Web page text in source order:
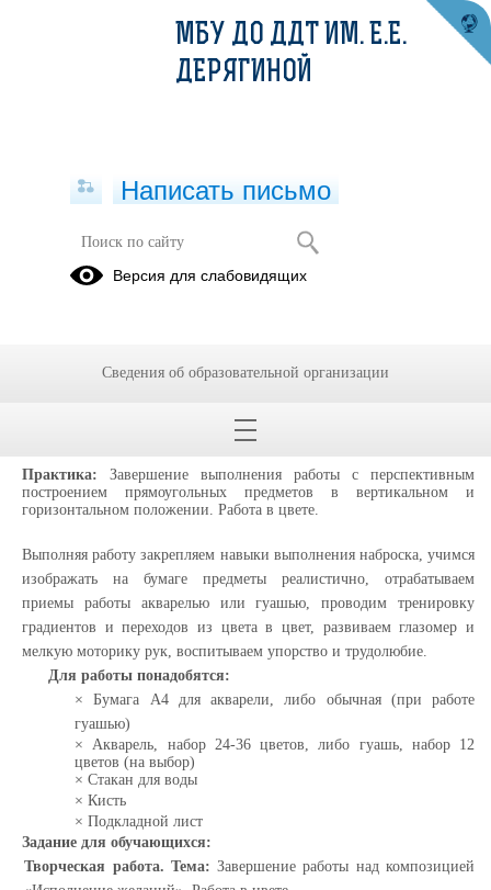
16.12.24
Тема занятия:Построение куба. Рисунок коробок. Композиция
План занятия/описание занятия:
Практика: Завершение выполнения работы с перспективным
построением прямоугольных предметов в вертикальном и
горизонтальном положении. Работа в цвете.
Выполняя работу закрепляем навыки выполнениянаброска, учимся
изображать на бумаге предметы реалистично, отрабатываем
приемы работыакварелью или гуашью,проводим тренировку
градиентов и переходов из цвета в цвет, развиваем глазомер и
мелкую моторику рук, воспитываем упорство и трудолюбие.
Для работы понадобятся:
×
Бумага А4 для акварели, либо обычная (при работе
гуашью)
×
Акварель, набор 24-36 цветов, либо гуашь, набор 12
цветов (на выбор)
× Стакан для воды
× Кисть
× Подкладной лист
Задание для обучающихся:
Творческая работа. Тема: Завершение работы над композицией
МБУ ДО ДДТ ИМ. Е.Е.
ДЕРЯГИНОЙ
Написать письмо
Версия для слабовидящих
Сведения об образовательной организации